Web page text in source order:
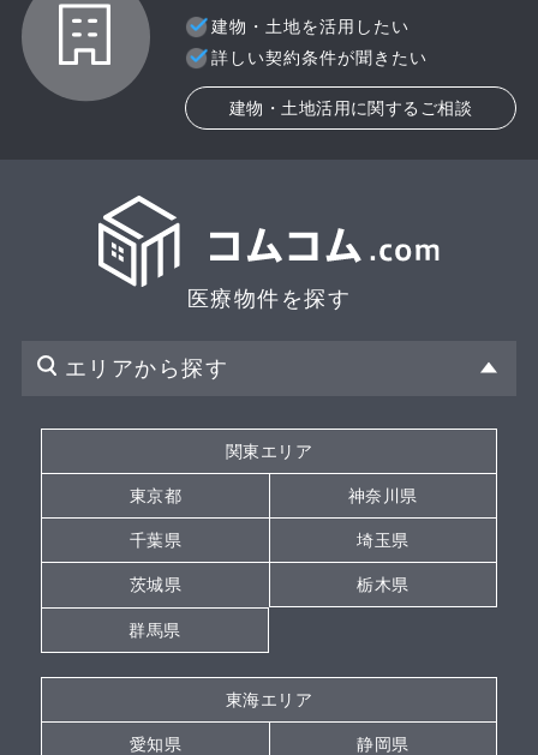
建物・土地を活用したい
詳しい契約条件が聞きたい
建物・土地活用に関するご相談
医療物件を探す
エリアから探す
関東エリア
東京都 神奈川県
千葉県 埼玉県
茨城県 栃木県
群馬県
東海エリア
愛知県 静岡県